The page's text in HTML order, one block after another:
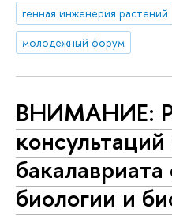
генная инженерия растений
молодежный форум
ВНИМАНИЕ:
бакалавриата
биологии и